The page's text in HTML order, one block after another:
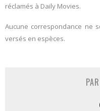
réclamés à Daily Movies.
Aucune correspondance ne
versés en espèces.